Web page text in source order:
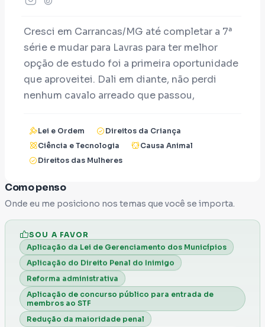
Cresci em Carrancas/MG até completar a 7ª
série e mudar para Lavras para ter melhor
opção de estudo foi a primeira oportunidade
que aproveitei. Dali em diante, não perdi
nenhum cavalo arreado que passou,
servidora federal na UFLA, sou uma técnica
de laboratório/Química feliz até certo ponto,
pois... a REVOLTA bate muito forte quando a
impostos que pagamos, o dinheiro que
quase falta (ou não sobra), o preço da
educação dos filhos, do alimento na mesa
(SEM PICANHA) ou o medo de ter um bem
material roubado (PRENDEU... SOLTOU!). Há
ainda o peso da empatia ao ver um animal
abandonado ou aquele maltratado em um
"lar", a perda de uma pessoa querida numa
rodovia esburacada, na fila de atendimento
Lei e Ordem
Direitos da Criança
Ciência e Tecnologia
Causa Animal
Direitos das Mulheres
Como penso
Onde eu me posiciono nos temas que você se importa.
SOU A FAVOR
Aplicação da Lei de Gerenciamento dos Municípios
Aplicação do Direito Penal do Inimigo
Reforma administrativa
Aplicação de concurso público para entrada de
membros ao STF
Redução da maioridade penal